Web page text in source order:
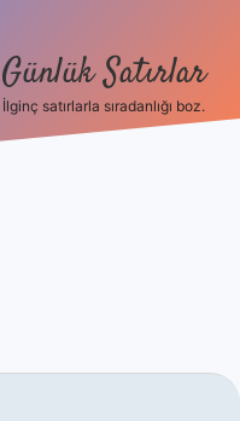
Günlük Satırlar
İlginç satırlarla sıradanlığı boz.